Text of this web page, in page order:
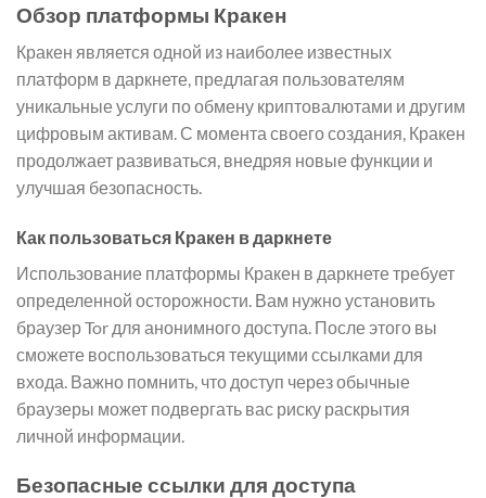
Обзор платформы Кракен
Кракен является одной из наиболее известных
платформ в даркнете, предлагая пользователям
уникальные услуги по обмену криптовалютами и другим
цифровым активам. С момента своего создания, Кракен
продолжает развиваться, внедряя новые функции и
улучшая безопасность.
Как пользоваться Кракен в даркнете
Использование платформы Кракен в даркнете требует
определенной осторожности. Вам нужно установить
браузер Tor для анонимного доступа. После этого вы
сможете воспользоваться текущими ссылками для
входа. Важно помнить, что доступ через обычные
браузеры может подвергать вас риску раскрытия
личной информации.
Безопасные ссылки для доступа